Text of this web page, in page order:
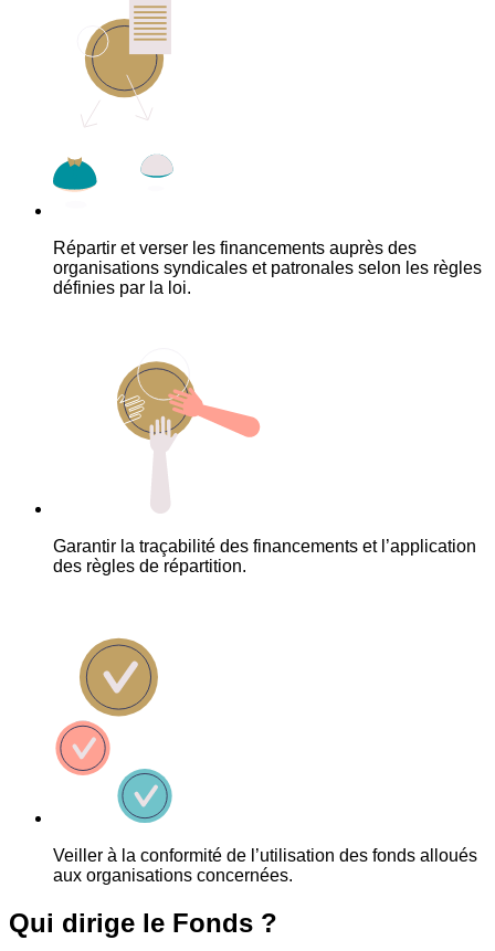
Répartir et verser les financements auprès des
organisations syndicales et patronales selon les règles
définies par la loi.
Garantir la traçabilité des financements et l’application
des règles de répartition.
Veiller à la conformité de l’utilisation des fonds alloués
aux organisations concernées.
Qui dirige le Fonds ?